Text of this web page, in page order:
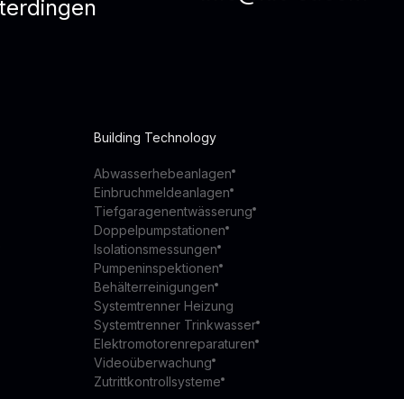
Building Technology
Abwasserhebeanlagen
Einbruchmeldeanlagen
Tiefgaragenentwässerung
Doppelpumpstationen
Isolationsmessungen
Pumpeninspektionen
Behälterreinigungen
Systemtrenner Heizung
Systemtrenner Trinkwasser
Elektromotorenreparaturen
Videoüberwachung
Zutrittkontrollsysteme